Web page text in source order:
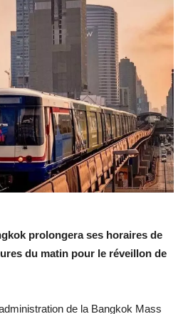
prolongera ses horaires de
du matin pour le réveillon de
de la Bangkok Mass